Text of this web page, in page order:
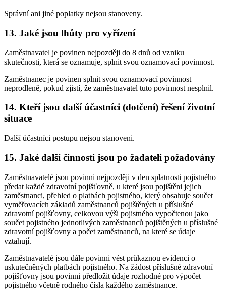
Správní ani jiné poplatky nejsou stanoveny.
13. Jaké jsou lhůty pro vyřízení
Zaměstnavatel je povinen nejpozději do 8 dnů od vzniku
skutečnosti, která se oznamuje, splnit svou oznamovací povinnost.
Zaměstnanec je povinen splnit svou oznamovací povinnost
neprodleně, pokud zjistí, že zaměstnavatel tuto povinnost nesplnil.
14. Kteří jsou další účastníci (dotčení) řešení životní
situace
Další účastníci postupu nejsou stanoveni.
15. Jaké další činnosti jsou po žadateli požadovány
Zaměstnavatelé jsou povinni nejpozději v den splatnosti pojistného
předat každé zdravotní pojišťovně, u které jsou pojištěni jejich
zaměstnanci, přehled o platbách pojistného, který obsahuje součet
vyměřovacích základů zaměstnanců pojištěných u příslušné
zdravotní pojišťovny, celkovou výši pojistného vypočtenou jako
součet pojistného jednotlivých zaměstnanců pojištěných u příslušné
zdravotní pojišťovny a počet zaměstnanců, na které se údaje
vztahují.
Zaměstnavatelé jsou dále povinni vést průkaznou evidenci o
uskutečněných platbách pojistného. Na žádost příslušné zdravotní
pojišťovny jsou povinni předložit údaje rozhodné pro výpočet
pojistného včetně rodného čísla každého zaměstnance.